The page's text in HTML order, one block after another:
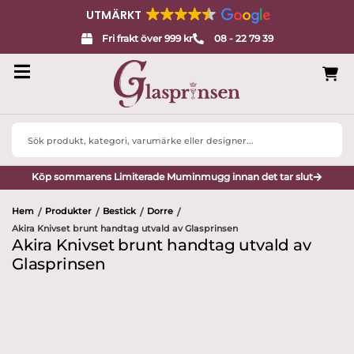
UTMÄRKT
Fri frakt över 999 kr 08 - 22 79 39
Search
Köp sommarens Limiterade Muminmugg innan det tar slut
Hem / Produkter / Bestick / Dorre /
Akira Knivset brunt handtag utvald av Glasprinsen
Akira Knivset brunt handtag utvald av
Glasprinsen